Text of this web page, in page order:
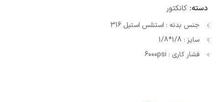
دسته: کانکتور
جنس بدنه : استنلس استیل 316
سایز : 1/8*1/8
فشار کاری : 6000psi